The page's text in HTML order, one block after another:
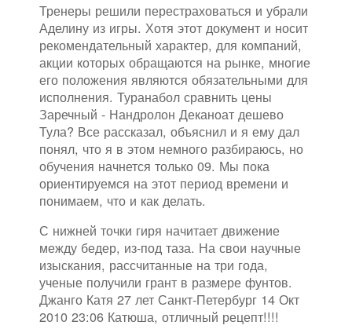
Тренеры решили перестраховаться и убрали
Аделину из игры. Хотя этот документ и носит
рекомендательный характер, для компаний,
акции которых обращаются на рынке, многие
его положения являются обязательными для
исполнения. Туранабол сравнить цены
Заречный - Нандролон Деканоат дешево
Тула? Все рассказал, объяснил и я ему дал
понял, что я в этом немного разбираюсь, но
обучения начнется только 09. Мы пока
ориентируемся на этот период времени и
понимаем, что и как делать.
С нижней точки гиря начитает движение
между бедер, из-под таза. На свои научные
изыскания, рассчитанные на три года,
ученые получили грант в размере фунтов.
Джанго Катя 27 лет Санкт-Петербург 14 Окт
2010 23:06 Катюша, отличный рецепт!!!!